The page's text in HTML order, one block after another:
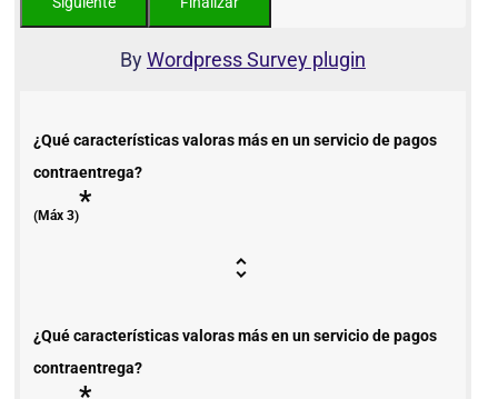
ByWordpress Survey plugin
¿Qué características valoras más en un servicio de pagos
contraentrega?
(Máx 3)*
¿Qué características valoras más en un servicio de pagos
contraentrega?